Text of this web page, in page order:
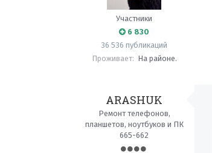
Участники
6 830
36 536 публикаций
Проживает: На районе.
ARASHUK
Ремонт телефонов,
планшетов, ноутбуков и ПК
665-662